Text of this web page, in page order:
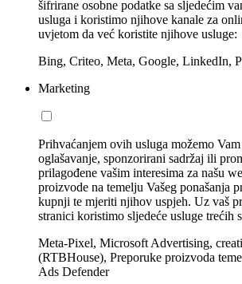
šifrirane osobne podatke sa sljedećim
usluga i koristimo njihove kanale za
uvjetom da već koristite njihove usluge:
Bing, Criteo, Meta, Google, LinkedIn,
Marketing
Prihvaćanjem ovih usluga možemo
oglašavanje, sponzorirani sadržaj ili
prilagođene vašim interesima za našu
proizvode na temelju Vašeg ponašanja
kupnji te mjeriti njihov uspjeh. Uz vaš
stranici koristimo sljedeće usluge trećih
Meta-Pixel, Microsoft Advertising,
(RTBHouse), Preporuke proizvoda
Ads Defender